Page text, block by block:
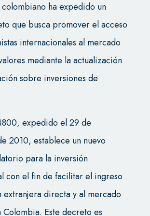
ha expedido un
que busca promover el acceso
internacionales al mercado
mediante la actualización
sobre inversiones de
expedido el 29 de
2010, establece un nuevo
para la inversión
con el fin de facilitar el ingreso
extranjera directa y al mercado
Colombia. Este decreto es